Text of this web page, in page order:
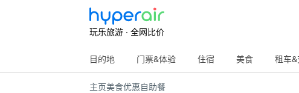
玩乐旅游 · 全网比价
目的地 门票&体验 住宿 美食 租车
主页美食优惠自助餐